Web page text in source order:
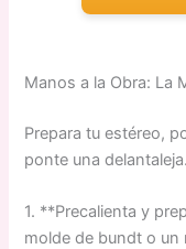
Manos a la Obra: La
Prepara tu estéreo,
ponte una
1. **Precalienta y
molde de bundt o